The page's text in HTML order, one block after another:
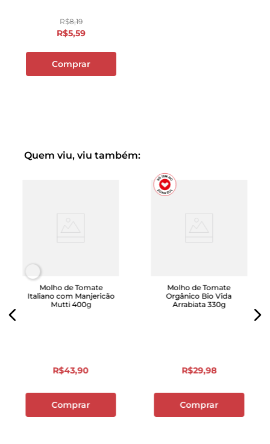
R$8,19
R$5,59
Comprar
Quem viu, viu também:
Molho de Tomate
Italiano com Manjericão
Mutti 400g
R$43,90
Comprar
Molho de Tomate
Orgânico Bio Vida
Arrabiata 330g
R$29,98
Comprar